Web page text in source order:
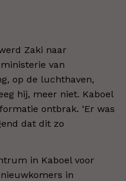
Zaki naar
van
op de luchthaven,
hij, meer niet. Kaboel
ontbrak. ‘Er was
dat dit zo
in Kaboel voor
in